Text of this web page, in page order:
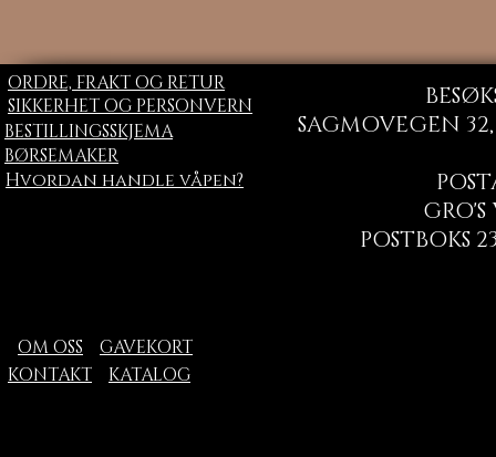
ORDRE, FRAKT OG RETUR
SIKKERHET OG PERSONVERN
BESTILLINGSSKJEMA
BØRSEMAKER
SAGMOVEGEN
GRO'S
POSTBOKS
Hvordan handle våpen?
OM OSS
GAVEKORT
KONTAKT
KATALOG